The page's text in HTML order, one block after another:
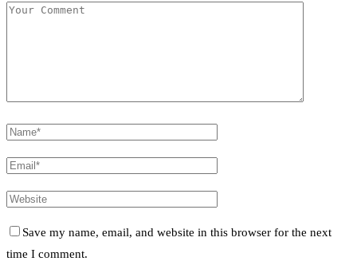
Save my name, email, and website in this browser for the next
time I comment.